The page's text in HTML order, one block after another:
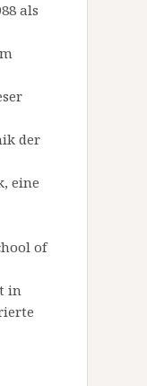
als
der
eine
of
in